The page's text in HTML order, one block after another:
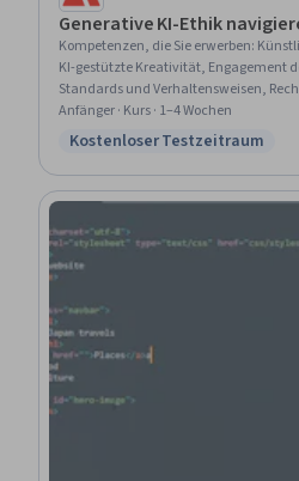
Generative KI-Ethik
Kompetenzen, die Sie erwerben:
KI-gestützte Kreativität, Engagement
Standards und Verhaltensweisen,
mit Interessenvertretern, Adobe Firefly,
von Inhalten, Beglaubigungen,
Anfänger · Kurs · 1–4 Wochen
Status: Kostenloser
Kostenloser Testzeitraum